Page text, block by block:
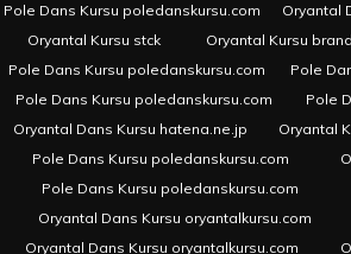
Pole Dans Kursu poledanskursu.com
Oryantal
Oryantal Kursu stck
Oryantal Kursu
Pole Dans Kursu poledanskursu.com
Pole
Pole Dans Kursu poledanskursu.com
Pole
Oryantal Dans Kursu hatena.ne.jp
Oryantal
Pole Dans Kursu poledanskursu.com
Pole Dans Kursu poledanskursu.com
Oryantal Dans Kursu oryantalkursu.com
Oryantal Dans Kursu oryantalkursu.com